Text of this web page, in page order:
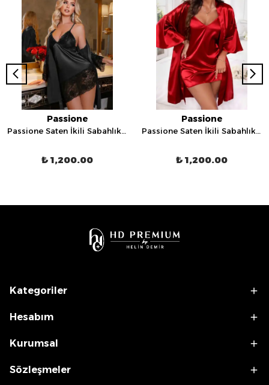
Passione
Passione Saten İkili Sabahlık Gecelik Takımı - 3050
₺ 1,200.00
Passione
Passione Saten İkili Sabahlık Gecelik Takımı - 3031
₺ 1,200.00
Kategoriler
Hesabım
Kurumsal
Sözleşmeler